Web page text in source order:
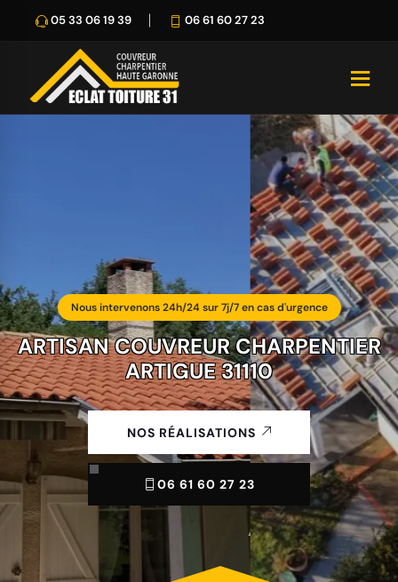
05 33 06 19 39 06 61 60 27 23
Nous intervenons 24h/24 sur 7j/7 en cas d'urgence
ARTISAN COUVREUR CHARPENTIER
ARTIGUE 31110
NOS RÉALISATIONS
06 61 60 27 23